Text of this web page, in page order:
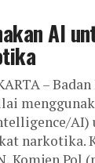
AI
–
AI)
narkotika.